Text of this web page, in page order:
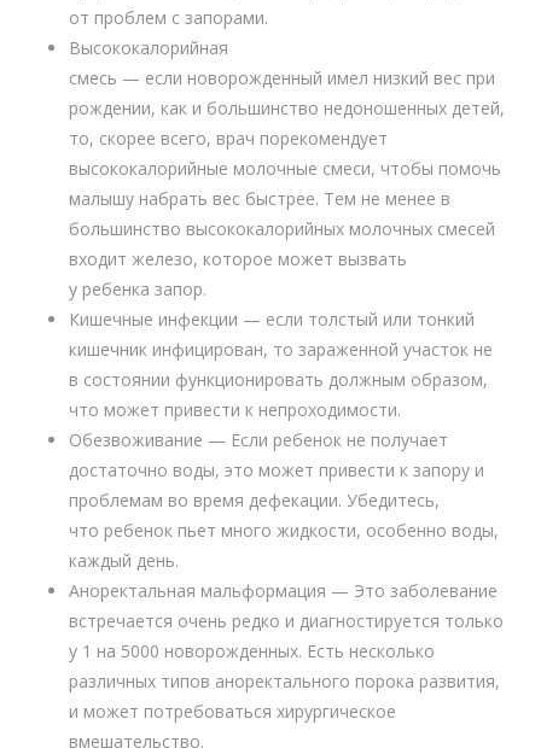
от проблем с запорами.
Высококалорийная
смесь — если новорожденный имел низкий вес при
рождении, как и большинство недоношенных детей,
то, скорее всего, врач порекомендует
высококалорийные молочные смеси, чтобы помочь
малышу набрать вес быстрее. Тем не менее в
большинство высококалорийных молочных смесей
входит железо, которое может вызвать
у ребенка запор.
Кишечные инфекции — если толстый или тонкий
кишечник инфицирован, то зараженной участок не
в состоянии функционировать должным образом,
что может привести к непроходимости.
Обезвоживание — Если ребенок не получает
достаточно воды, это может привести к запору и
проблемам во время дефекации. Убедитесь,
что ребенок пьет много жидкости, особенно воды,
каждый день.
Аноректальная мальформация — Это заболевание
встречается очень редко и диагностируется только
у 1 на 5000 новорожденных. Есть несколько
различных типов аноректального порока развития,
и может потребоваться хирургическое
вмешательство.